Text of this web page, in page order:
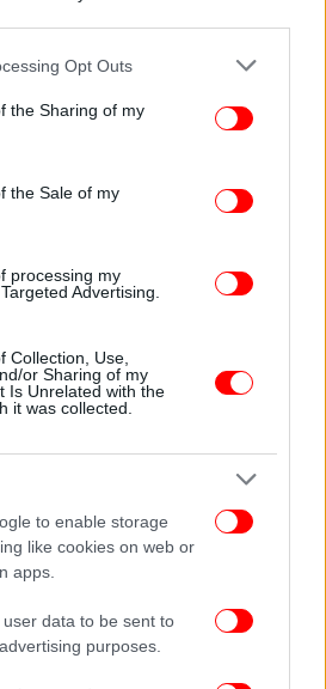
app uses one or more Google
usage behaviour. You may click to
Google and its third-party tags to
specified purposes in below Google
Opt Outs
the Sharing of my
the Sale of my
processing my
Advertising.
Collection, Use,
or Sharing of my
Is Unrelated with the
it was collected.
to enable storage
like cookies on web or
apps.
data to be sent to
purposes.
δράση, το
τις δυνάμεις του με το
και Μεταφορών,
καμπάνια ενημέρωσης και
στα ΜΜΜ Αθήνας και
την Παγκόσμια Ημέρα